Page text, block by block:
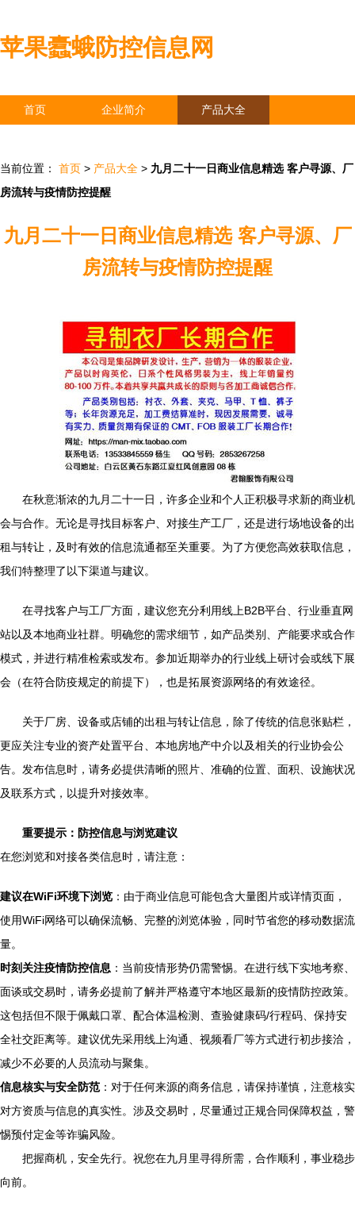
苹果蠹蛾防控信息网
首页 企业简介 产品大全
当前位置： 首页 > 产品大全 > 九月二十一日商业信息精选 客户寻源、厂
房流转与疫情防控提醒
九月二十一日商业信息精选 客户寻源、厂
房流转与疫情防控提醒
在秋意渐浓的九月二十一日，许多企业和个人正积极寻求新的商业机
会与合作。无论是寻找目标客户、对接生产工厂，还是进行场地设备的出
租与转让，及时有效的信息流通都至关重要。为了方便您高效获取信息，
我们特整理了以下渠道与建议。
在寻找客户与工厂方面，建议您充分利用线上B2B平台、行业垂直网
站以及本地商业社群。明确您的需求细节，如产品类别、产能要求或合作
模式，并进行精准检索或发布。参加近期举办的行业线上研讨会或线下展
会（在符合防疫规定的前提下），也是拓展资源网络的有效途径。
关于厂房、设备或店铺的出租与转让信息，除了传统的信息张贴栏，
更应关注专业的资产处置平台、本地房地产中介以及相关的行业协会公
告。发布信息时，请务必提供清晰的照片、准确的位置、面积、设施状况
及联系方式，以提升对接效率。
重要提示：防控信息与浏览建议
在您浏览和对接各类信息时，请注意：
建议在WiFi环境下浏览 ：由于商业信息可能包含大量图片或详情页面，
使用WiFi网络可以确保流畅、完整的浏览体验，同时节省您的移动数据流
量。
时刻关注疫情防控信息 ：当前疫情形势仍需警惕。在进行线下实地考察、
面谈或交易时，请务必提前了解并严格遵守本地区最新的疫情防控政策。
这包括但不限于佩戴口罩、配合体温检测、查验健康码/行程码、保持安
全社交距离等。建议优先采用线上沟通、视频看厂等方式进行初步接洽，
减少不必要的人员流动与聚集。
信息核实与安全防范 ：对于任何来源的商务信息，请保持谨慎，注意核实
对方资质与信息的真实性。涉及交易时，尽量通过正规合同保障权益，警
惕预付定金等诈骗风险。
把握商机，安全先行。祝您在九月里寻得所需，合作顺利，事业稳步
向前。